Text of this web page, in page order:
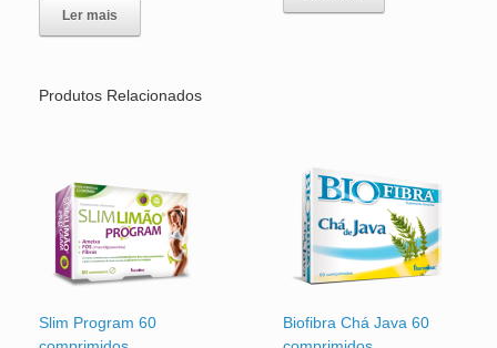
Ler mais
Produtos Relacionados
Slim Program 60
Biofibra Chá Java 60